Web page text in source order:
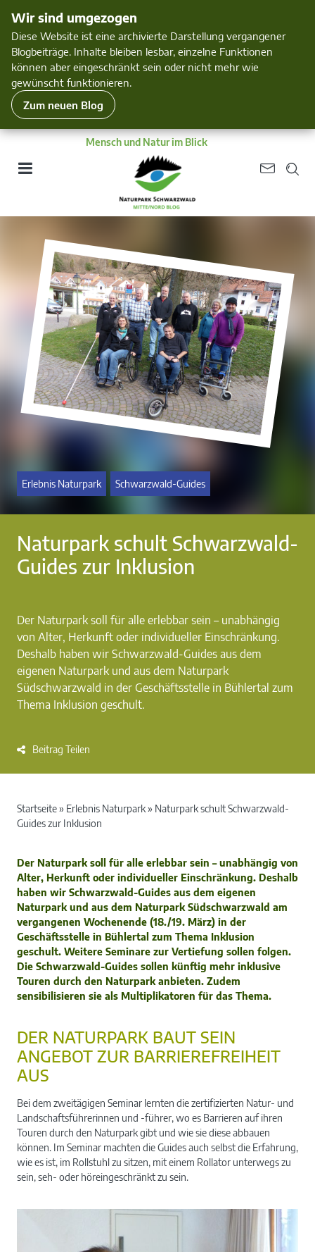
Wir sind umgezogen
Diese Website ist eine archivierte Darstellung vergangener
Blogbeiträge. Inhalte bleiben lesbar, einzelne Funktionen
können aber eingeschränkt sein oder nicht mehr wie
gewünscht funktionieren.
Zum neuen Blog
Mensch und Natur im Blick
Naturpark schult Schwarzwald-
Guides zur Inklusion
Der Naturpark soll für alle erlebbar sein – unabhängig
von Alter, Herkunft oder individueller Einschränkung.
Deshalb haben wir Schwarzwald-Guides aus dem
eigenen Naturpark und aus dem Naturpark
Südschwarzwald in der Geschäftsstelle in Bühlertal zum
Thema Inklusion geschult.
Beitrag Teilen
Erlebnis Naturpark Schwarzwald-Guides
Startseite» Erlebnis Naturpark» Naturpark schult Schwarzwald-
Guides zur Inklusion
Der Naturpark soll für alle erlebbar sein – unabhängig von
Alter, Herkunft oder individueller Einschränkung. Deshalb
haben wir Schwarzwald-Guides aus dem eigenen
Naturpark und aus dem Naturpark Südschwarzwald am
vergangenen Wochenende (18./19. März) in der
Geschäftsstelle in Bühlertal zum Thema Inklusion
geschult. Weitere Seminare zur Vertiefung sollen folgen.
Die Schwarzwald-Guides sollen künftig mehr inklusive
Touren durch den Naturpark anbieten. Zudem
sensibilisieren sie als Multiplikatoren für das Thema.
DER NATURPARK BAUT SEIN
ANGEBOT ZUR BARRIEREFREIHEIT
AUS
Bei dem zweitägigen Seminar lernten die zertifizierten Natur- und
Landschaftsführerinnen und -führer, wo es Barrieren auf ihren
Touren durch den Naturpark gibt und wie sie diese abbauen
können. Im Seminar machten die Guides auch selbst die Erfahrung,
wie es ist, im Rollstuhl zu sitzen, mit einem Rollator unterwegs zu
sein, seh- oder höreingeschränkt zu sein.